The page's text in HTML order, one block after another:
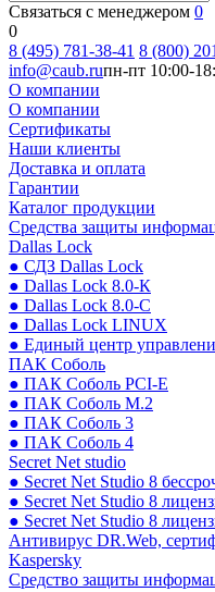
Связаться с менеджером 0
0
8 (495) 781-38-41 8 (800)
info@caub.ruпн-пт 10:00-
О компании
О компании
Сертификаты
Наши клиенты
Доставка и оплата
Гарантии
Каталог продукции
Средства защиты
Dallas Lock
● СДЗ Dallas Lock
● Dallas Lock 8.0-К
● Dallas Lock 8.0-С
● Dallas Lock LINUX
● Единый центр
ПАК Соболь
● ПАК Соболь PCI-E
● ПАК Соболь М.2
● ПАК Соболь 3
● ПАК Соболь 4
Secret Net studio
● Secret Net Studio 8
● Secret Net Studio 8
● Secret Net Studio 8
Антивирус DR.Web,
Kaspersky
Средство защиты